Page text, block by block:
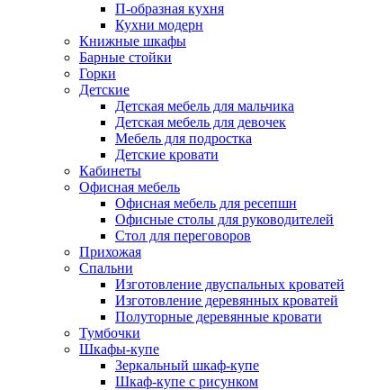
П-образная кухня
Кухни модерн
Книжные шкафы
Барные стойки
Горки
Детские
Детская мебель для мальчика
Детская мебель для девочек
Мебель для подростка
Детские кровати
Кабинеты
Офисная мебель
Офисная мебель для ресепшн
Офисные столы для руководителей
Стол для переговоров
Прихожая
Спальни
Изготовление двуспальных кроватей
Изготовление деревянных кроватей
Полуторные деревянные кровати
Тумбочки
Шкафы-купе
Зеркальный шкаф-купе
Шкаф-купе с рисунком